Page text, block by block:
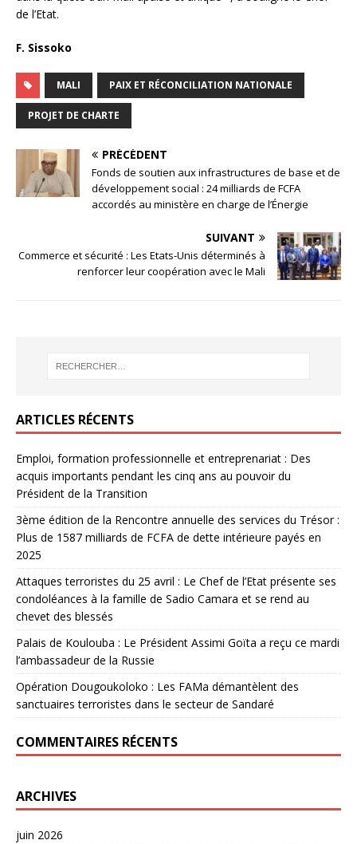
de l’Etat.
F. Sissoko
MALI PAIX ET RÉCONCILIATION NATIONALE
PROJET DE CHARTE
PRÉCÉDENT
Fonds de soutien aux infrastructures de base et de
développement social : 24 milliards de FCFA
accordés au ministère en charge de l’Énergie
SUIVANT
Commerce et sécurité : Les Etats-Unis déterminés à
renforcer leur coopération avec le Mali
ARTICLES RÉCENTS
Emploi, formation professionnelle et entreprenariat : Des
acquis importants pendant les cinq ans au pouvoir du
Président de la Transition
3ème édition de la Rencontre annuelle des services du Trésor :
Plus de 1587 milliards de FCFA de dette intérieure payés en
2025
Attaques terroristes du 25 avril : Le Chef de l’Etat présente ses
condoléances à la famille de Sadio Camara et se rend au
chevet des blessés
Palais de Koulouba : Le Président Assimi Goïta a reçu ce mardi
l’ambassadeur de la Russie
Opération Dougoukoloko : Les FAMa démantèlent des
sanctuaires terroristes dans le secteur de Sandaré
COMMENTAIRES RÉCENTS
ARCHIVES
juin 2026